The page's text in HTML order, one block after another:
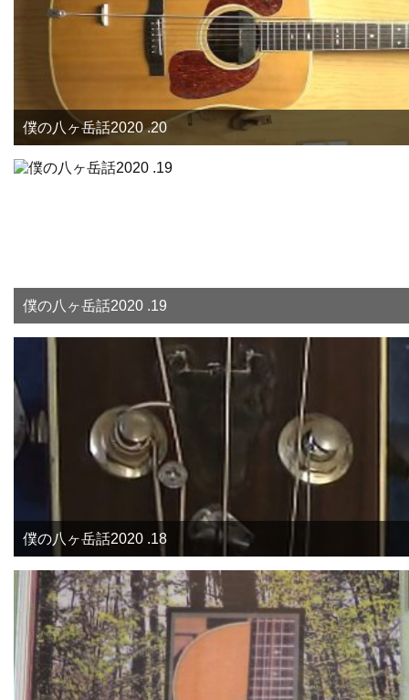
僕の八ヶ岳話2020 .20
僕の八ヶ岳話2020 .19
僕の八ヶ岳話2020 .18